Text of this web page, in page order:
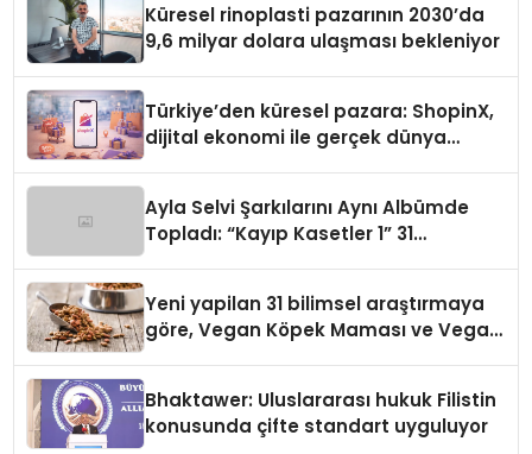
Küresel rinoplasti pazarının 2030’da
9,6 milyar dolara ulaşması bekleniyor
Türkiye’den küresel pazara: ShopinX,
dijital ekonomi ile gerçek dünya
Ayla Selvi Şarkılarını Aynı Albümde
Topladı: “Kayıp Kasetler 1” 31
Yeni yapilan 31 bilimsel araştırmaya
göre, Vegan Köpek Maması ve Vegan
Bhaktawer: Uluslararası hukuk Filistin
konusunda çifte standart uyguluyor